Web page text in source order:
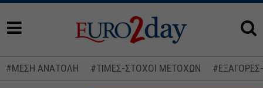
#ΜΕΣΗ ΑΝΑΤΟΛΗ #ΤΙΜΕΣ-ΣΤΟΧΟΙ ΜΕΤΟΧΩΝ